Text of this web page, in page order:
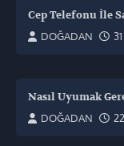
Cep Telefonu İle
DOĞADAN
Nasıl Uyumak
DOĞADAN